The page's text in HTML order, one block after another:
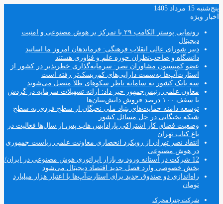
پنج‌شنبه 15 مرداد 1405
اخبار ویژه
رونمایی پوستر الکامپ ۲۹ با تمرکز بر هوش مصنوعی و امنیت
دیجیتال
دبیر شورای عالی انقلاب فرهنگی: فرماندهان امروز ما اساتید
دانشگاه و صاحب‌نظران حوزه علم و فناوری هستند
عضو کمیسیون مشاوران نصر: سرمایه‌گذاری خطرپذیر در کشور از
استارت‌آپ‌ها به‌سمت دارایی‌های کم‌ریسک‌تر رفته است
سه بانک کشور به سامانه ناظر سکوهای طلا متصل می‌شوند
معاون علمی رئیس‌جمهور خبر داد: ارائه تسهیلات سرمایه در گردش
تا سقف ۱۰۰ درصد فروش دانش‌بنیان‌ها
توسعه دامنه حمایت‌های بنیاد ملی نخبگان از سطح فردی به سطح
شبکه نخبگانی در حل مسائل کشور
وضعیت فضای کار اشتراکی پارادایس هاب پس از سال‌ها فعالیت در
باغ کتاب تهران
انتقاد نصر تهران از رویکرد انحصاری معاونت علمی ریاست جمهوری
در هوش مصنوعی
12 شرکت در آستانه ورود به بازار اپراتوری هوش مصنوعی در ایران/
بخش خصوصی وارد فصل جدید اقتصاد دیجیتال می‌شود
راه‌اندازی دو صندوق جدید برای استارت‌آپ‌ها با اعتبار هزار میلیارد
تومان
شرکت چترا محرک